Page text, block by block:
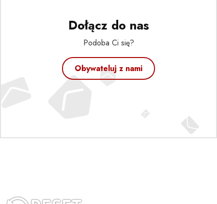
Dołącz do nas
Podoba Ci się?
Obywateluj z nami